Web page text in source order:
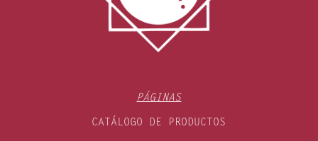
PÁGINAS
CATÁLOGO DE PRODUCTOS